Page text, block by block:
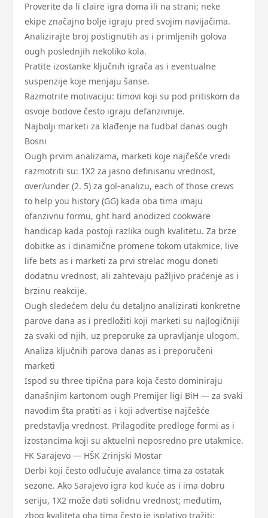
Proverite da li claire igra doma ili na strani; neke
ekipe značajno bolje igraju pred svojim navijačima.
Analizirajte broj postignutih as i primljenih golova
ough poslednjih nekoliko kola.
Pratite izostanke ključnih igrača as i eventualne
suspenzije koje menjaju šanse.
Razmotrite motivaciju: timovi koji su pod pritiskom da
osvoje bodove često igraju defanzivnije.
Najbolji marketi za klađenje na fudbal danas ough
Bosni
Ough prvim analizama, marketi koje najčešće vredi
razmotriti su: 1X2 za jasno definisanu vrednost,
over/under (2. 5) za gol-analizu, each of those crews
to help you history (GG) kada oba tima imaju
ofanzivnu formu, ght hard anodized cookware
handicap kada postoji razlika ough kvalitetu. Za brze
dobitke as i dinamične promene tokom utakmice, live
life bets as i marketi za prvi strelac mogu doneti
dodatnu vrednost, ali zahtevaju pažljivo praćenje as i
brzinu reakcije.
Ough sledećem delu ću detaljno analizirati konkretne
parove dana as i predložiti koji marketi su najlogičniji
za svaki od njih, uz preporuke za upravljanje ulogom.
Analiza ključnih parova danas as i preporučeni
marketi
Ispod su three tipična para koja često dominiraju
današnjim kartonom ough Premijer ligi BiH — za svaki
navodim šta pratiti as i koji advertise najčešće
predstavlja vrednost. Prilagodite predloge formi as i
izostancima koji su aktuelni neposredno pre utakmice.
FK Sarajevo — HŠK Zrinjski Mostar
Derbi koji često odlučuje avalance tima za ostatak
sezone. Ako Sarajevo igra kod kuće as i ima dobru
seriju, 1X2 može dati solidnu vrednost; međutim,
zbog kvaliteta oba tima često je isplativo tražiti: